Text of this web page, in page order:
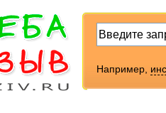
Например,